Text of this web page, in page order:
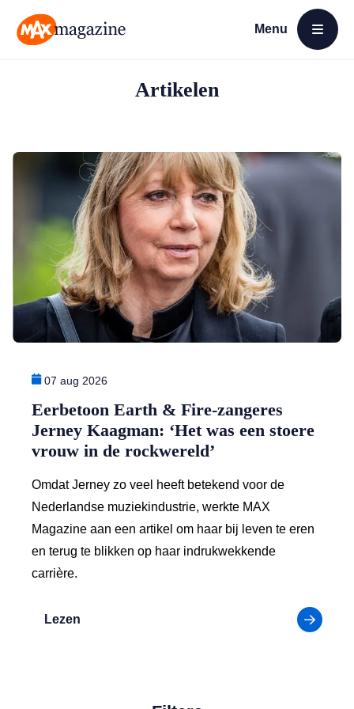
Menu
Open menu
Artikelen
Eerbetoon Earth & Fire-zangeres
Jerney Kaagman: ‘Het was een stoere
vrouw in de rockwereld’
07 aug 2026
Omdat Jerney zo veel heeft betekend voor de
Nederlandse muziekindustrie, werkte MAX
Magazine aan een artikel om haar bij leven te eren
en terug te blikken op haar indrukwekkende
carrière.
Lezen over: Eerbetoon Earth & Fire-zangeres